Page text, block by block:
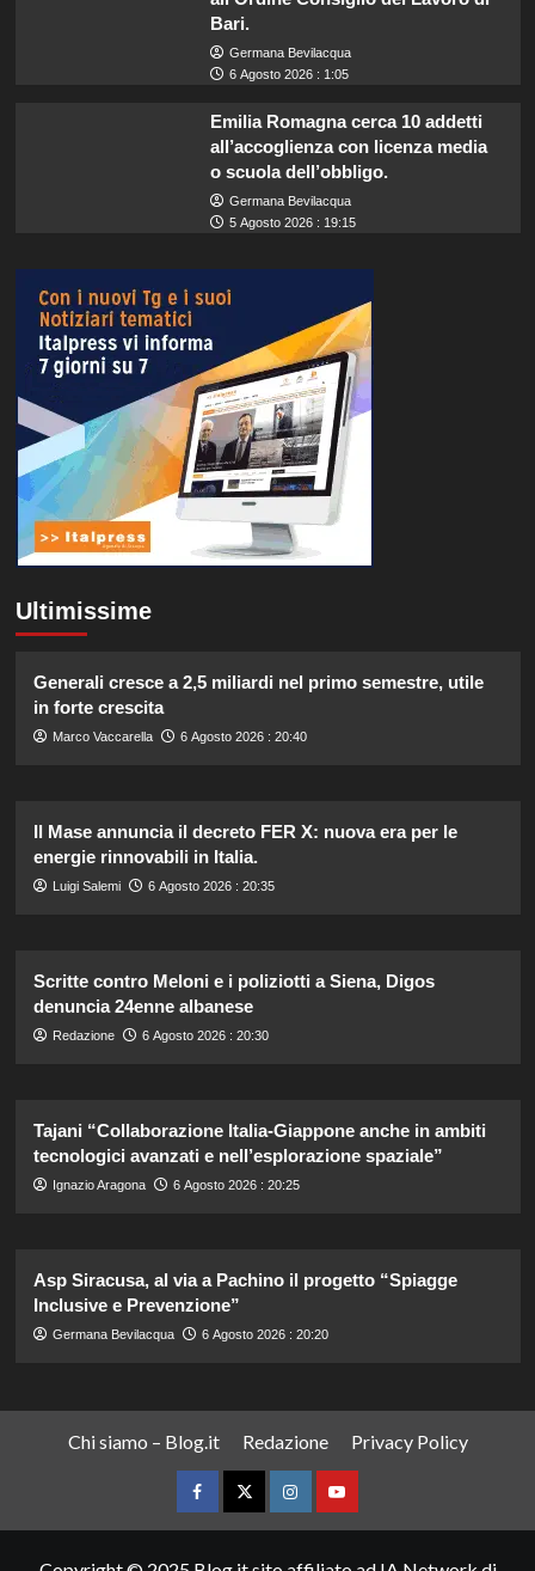
Bari.
Germana Bevilacqua
6 Agosto 2026 : 1:05
Emilia Romagna cerca 10 addetti
all’accoglienza con licenza media
o scuola dell’obbligo.
Germana Bevilacqua
5 Agosto 2026 : 19:15
Ultimissime
Generali cresce a 2,5 miliardi nel primo semestre, utile
in forte crescita
Marco Vaccarella 6 Agosto 2026 : 20:40
Il Mase annuncia il decreto FER X: nuova era per le
energie rinnovabili in Italia.
Luigi Salemi 6 Agosto 2026 : 20:35
Scritte contro Meloni e i poliziotti a Siena, Digos
denuncia 24enne albanese
Redazione 6 Agosto 2026 : 20:30
Tajani “Collaborazione Italia-Giappone anche in ambiti
tecnologici avanzati e nell’esplorazione spaziale”
Ignazio Aragona 6 Agosto 2026 : 20:25
Asp Siracusa, al via a Pachino il progetto “Spiagge
Inclusive e Prevenzione”
Germana Bevilacqua 6 Agosto 2026 : 20:20
Chi siamo – Blog.it Redazione Privacy Policy
FacebookTwitterInstagramYouTube